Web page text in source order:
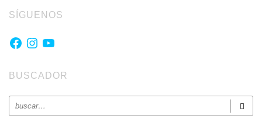
SÍGUENOS
Facebook
Instagram
YouTube
BUSCADOR